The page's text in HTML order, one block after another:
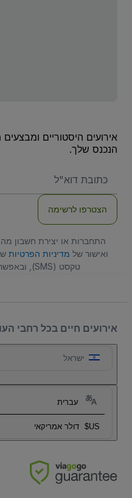
אירועים היסטוריים
הנכנס שלך.
שלכם
הצטרפו לרשימה
התחברות או יצירת חשבון
ואישור שלמדיניות הפרטיות
טקסט (SMS), ובאפשרותך לבטל אותן בכל עת.
אירועים חיים בכל רחבי
ישראל
עברית
US$ דולר אמריקאי